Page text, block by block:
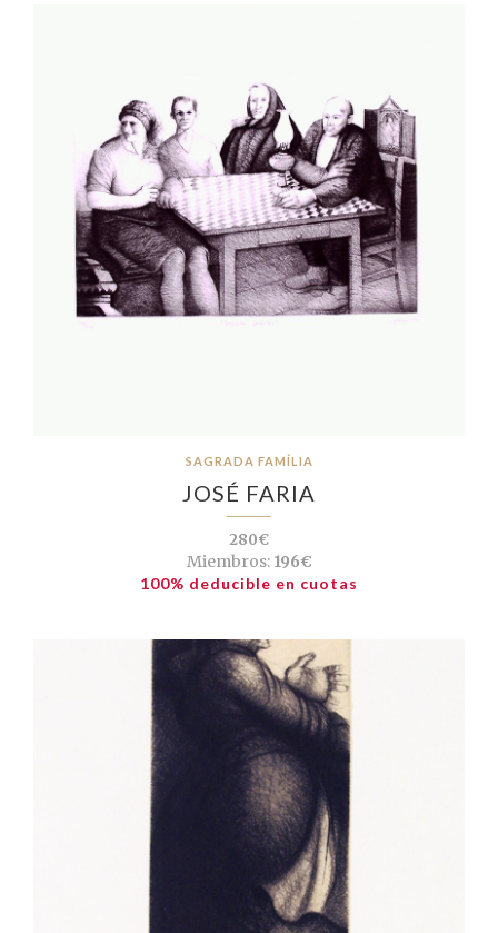
SAGRADA FAMÍLIA
JOSÉ FARIA
280€
Miembros:196€
100% deducible en cuotas